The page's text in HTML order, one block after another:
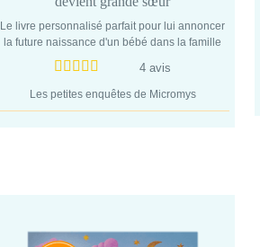
Le livre personnalisé parfait pour lui annoncer
la future naissance d'un bébé dans la famille
4 avis
Les petites enquêtes de Micromys